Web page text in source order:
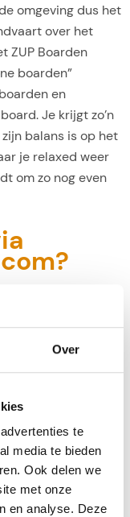
Over
te
media te bieden
Ook delen we
met onze
en analyse. Deze
omgeving dus het
over het
ZUP Boarden
boarden”
en
Je krijgt zo’n
balans is op het
je relaxed weer
om zo nog even